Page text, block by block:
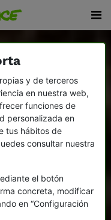
y de terceros
en nuestra web,
funciones de
personalizada en
tus hábitos de
consultar nuestra
el botón
concreta, modificar
en “Configuración